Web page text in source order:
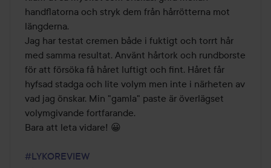
handflatorna och stryk dem från hårrötterna mot
längderna.
Jag har testat cremen både i fuktigt och torrt hår
med samma resultat. Använt hårtork och rundborste
för att försöka få håret luftigt och fint. Håret får
hyfsad stadga och lite volym men inte i närheten av
vad jag önskar. Min "gamla" paste är överlägset
volymgivande fortfarande.
Bara att leta vidare! 😀
#LYKOREVIEW